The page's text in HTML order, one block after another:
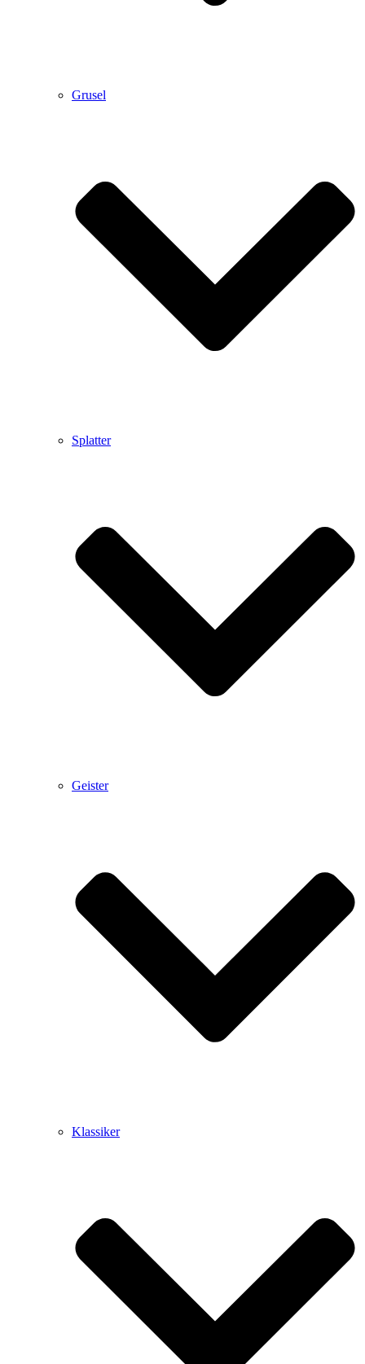
Grusel
Splatter
Geister
Klassiker